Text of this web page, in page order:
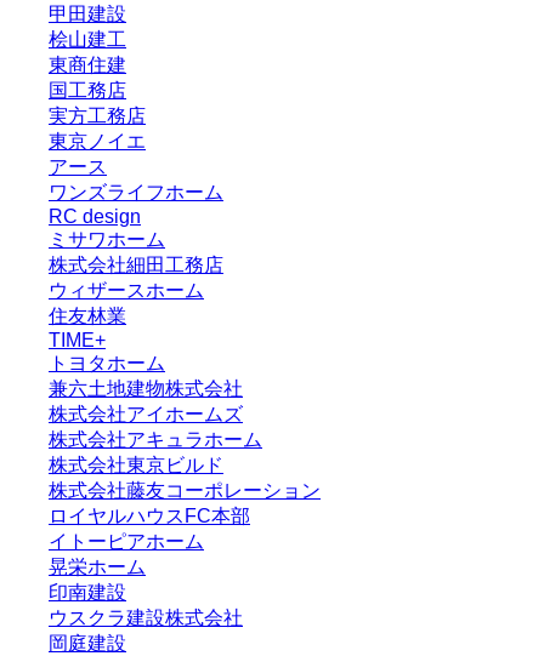
甲田建設
桧山建工
東商住建
国工務店
実方工務店
東京ノイエ
アース
ワンズライフホーム
RC design
ミサワホーム
株式会社細田工務店
ウィザースホーム
住友林業
TIME+
トヨタホーム
兼六土地建物株式会社
株式会社アイホームズ
株式会社アキュラホーム
株式会社東京ビルド
株式会社藤友コーポレーション
ロイヤルハウスFC本部
イトーピアホーム
晃栄ホーム
印南建設
ウスクラ建設株式会社
岡庭建設